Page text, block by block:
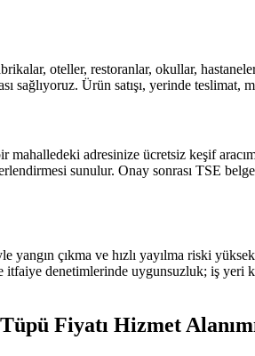
oteller, restoranlar, okullar,
sağlıyoruz. Ürün satışı, yerinde
adresinize ücretsiz keşif
sunulur. Onay sonrası TSE
çıkma ve hızlı yayılma riski
itfaiye denetimlerinde uygunsuzluk; iş
Fiyatı Hizmet